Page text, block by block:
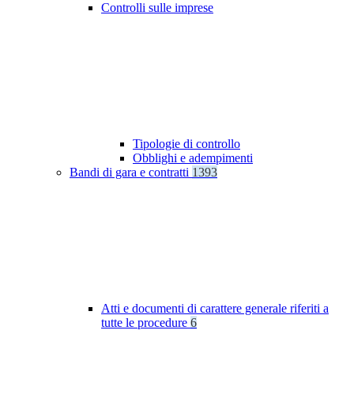
Controlli sulle imprese
Tipologie di controllo
Obblighi e adempimenti
Bandi di gara e contratti 1393
Atti e documenti di carattere generale riferiti a
tutte le procedure 6